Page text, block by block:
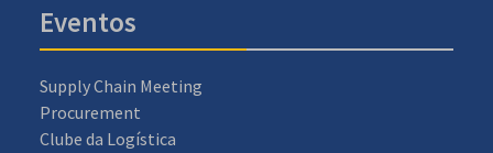
Eventos
Supply Chain Meeting
Procurement
Clube da Logística